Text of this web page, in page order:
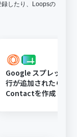
したり、Loopsの
Google スプレッドシ
行が追加されたら、
Contactを作成し、